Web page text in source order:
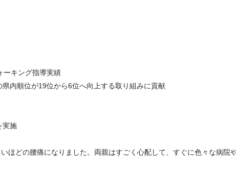
ーキング指導実績
内順位が19位から6位へ向上する取り組みに貢献
を実施
ほどの腰痛になりました。両親はすごく心配して、すぐに色々な病院